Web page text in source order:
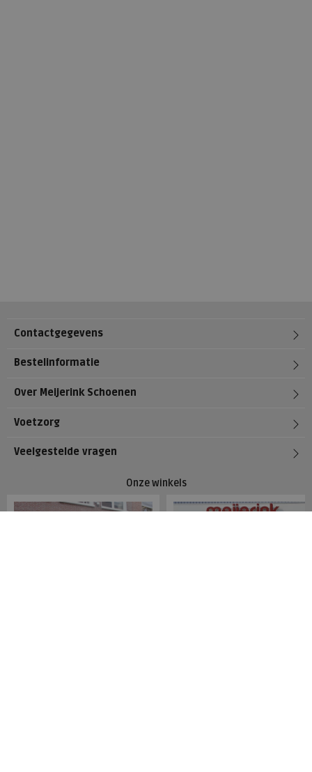
Contactgegevens
Bestelinformatie
Over Meijerink Schoenen
Voetzorg
Veelgestelde vragen
Onze winkels